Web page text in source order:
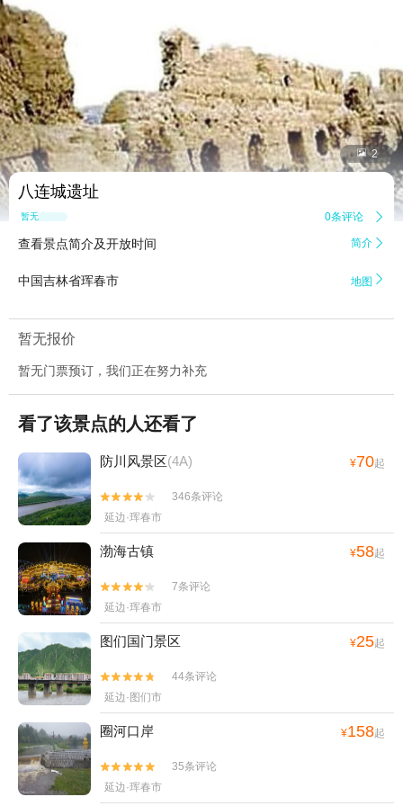
 2
八连城遗址
暂无点评 0条评论 
查看景点简介及开放时间 简介 
中国吉林省珲春市 地图 
暂无报价
暂无门票预订，我们正在努力补充
看了该景点的人还看了
防川风景区(4A) ¥70起


346条评论
延边·珲春市
渤海古镇 ¥58起


7条评论
延边·珲春市
图们国门景区 ¥25起


44条评论
延边·图们市
圈河口岸 ¥158起


35条评论
延边·珲春市
